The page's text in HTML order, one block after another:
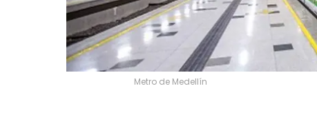
Metro de Medellín